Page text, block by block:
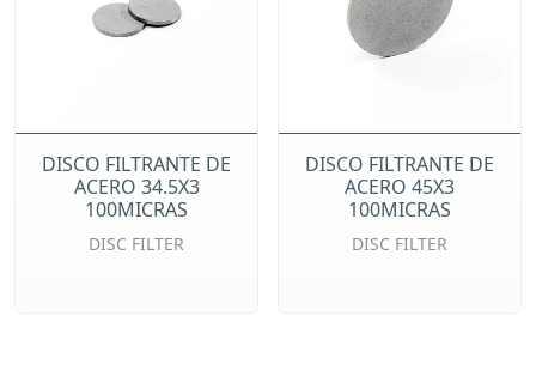
DISCO FILTRANTE DE
ACERO 34.5X3
100MICRAS
DISC FILTER
DISCO FILTRANTE DE
ACERO 45X3
100MICRAS
DISC FILTER